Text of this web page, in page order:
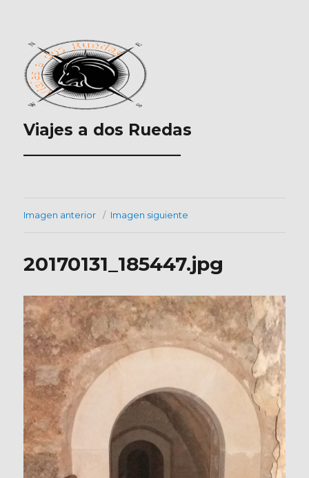
Viajes a dos Ruedas
___________________
Imagen anterior Imagen siguiente
20170131_185447.jpg